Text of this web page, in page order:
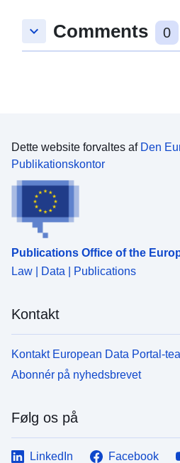
keyboard_arrow_down Comments 0
Dette website forvaltes af Den
Publikationskontor
Publications Office of the
Law | Data | Publications
Kontakt
Kontakt European Data Portal-
Abonnér på nyhedsbrevet
Følg os på
LinkedIn Facebook